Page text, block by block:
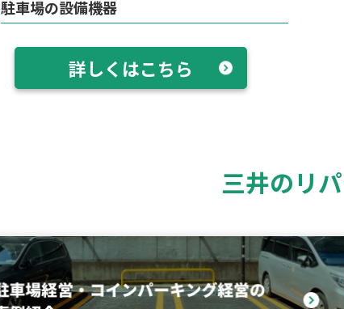
駐車場の設備機器
詳しくはこちら
三井のリ